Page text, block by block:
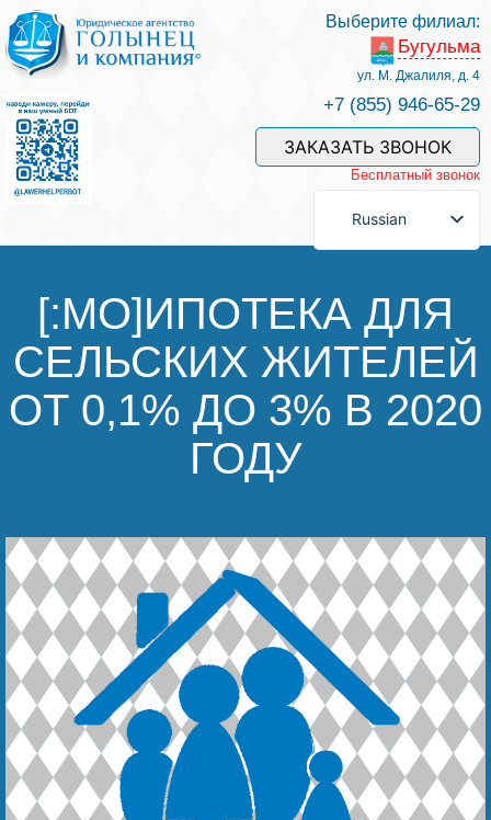
Услуги и наши специалисты
Оплата услуг
Задать вопрос
Отзывы
Полезные статьи
Видео о нас
Выберите филиал:
Бугульма
ул. М. Джалиля, д. 4
+7 (855) 946-65-29
ЗАКАЗАТЬ ЗВОНОК
Бесплатный звонок
Russian
[:MO]ИПОТЕКА ДЛЯ
СЕЛЬСКИХ ЖИТЕЛЕЙ
ОТ 0,1% ДО 3% В 2020
ГОДУ